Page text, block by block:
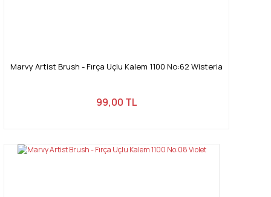
Marvy Artist Brush - Fırça Uçlu Kalem 1100 No:62 Wisteria
99,00 TL